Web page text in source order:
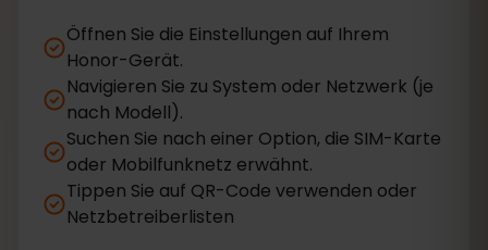
Öffnen Sie die Einstellungen auf Ihrem
Honor-Gerät.
Navigieren Sie zu System oder Netzwerk (je
nach Modell).
Suchen Sie nach einer Option, die SIM-Karte
oder Mobilfunknetz erwähnt.
Tippen Sie auf QR-Code verwenden oder
Netzbetreiberlisten